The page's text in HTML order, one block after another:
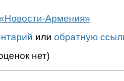
Армения»
или обратную
нет)